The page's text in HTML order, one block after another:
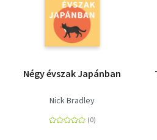
Történelem
Négy évszak Japánban
Nick Bradley